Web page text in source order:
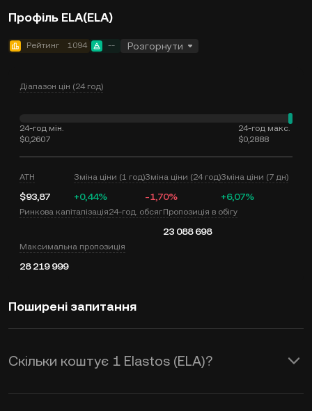
Профіль ELA(ELA)
Рейтинг 1094 -- Розгорнути
Діапазон цін (24 год)
24-год мін.
$0,2607
24-год макс.
$0,2888
ATH
$93,87
Зміна ціни (1 год)
+0,44%
Зміна ціни (24 год)
-1,70%
Зміна ціни (7 дн)
+6,07%
Ринкова капіталізація24-год. обсягПропозиція в обігу
23 088 698
Максимальна пропозиція
28 219 999
Поширені запитання
Скільки коштує 1 Elastos (ELA)?
KuCoin надає оновлення цін в USD у